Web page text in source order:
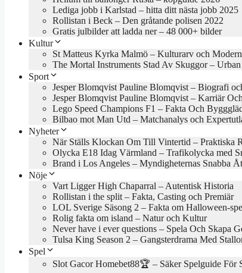
Lediga jobb i Karlstad – hitta ditt nästa jobb 2025
Rollistan i Beck – Den gråtande polisen 2022
Gratis julbilder att ladda ner – 48 000+ bilder
Kultur
St Matteus Kyrka Malmö – Kulturarv och
The Mortal Instruments Stad Av Skuggor – Urban
Sport
Jesper Blomqvist Pauline Blomqvist – Biografi
Jesper Blomqvist Pauline Blomqvist – Karriär
Lego Speed Champions F1 – Fakta Och
Bilbao mot Man Utd – Matchanalys och
Nyheter
När Ställs Klockan Om Till Vintertid – Praktiska
Olycka E18 Idag Värmland – Trafikolycka med
Brand i Los Angeles – Myndigheternas Snabba
Nöje
Vart Ligger High Chaparral – Autentisk Historia
Rollistan i the split – Fakta, Casting och Premiär
LOL Sverige Säsong 2 – Fakta om Halloween-
Rolig fakta om island – Natur och Kultur
Never have i ever questions – Spela Och Skapa
Tulsa King Season 2 – Gangsterdrama Med
Spel
Slot Gacor Homebet88🏆 – Säker Spelguide För